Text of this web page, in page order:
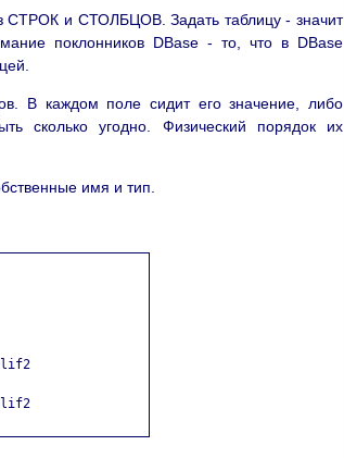
СТРОК и СТОЛБЦОВ. Задать таблицу - значит
поклонников DBase - то, что в DBase
В каждом поле сидит его значение, либо
сколько угодно. Физический порядок их
имя и тип.